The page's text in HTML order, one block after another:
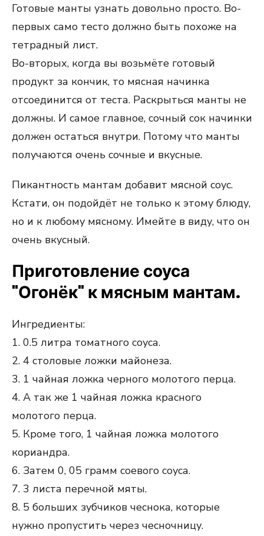
Готовые манты узнать довольно просто. Во-
первых само тесто должно быть похоже на
тетрадный лист.
Во-вторых, когда вы возьмёте готовый
продукт за кончик, то мясная начинка
отсоединится от теста. Раскрыться манты не
должны. И самое главное, сочный сок начинки
должен остаться внутри. Потому что манты
получаются очень сочные и вкусные.
Пикантность мантам добавит мясной соус.
Кстати, он подойдёт не только к этому блюду,
но и к любому мясному. Имейте в виду, что он
очень вкусный.
Приготовление соуса
"Огонёк" к мясным мантам.
Ингредиенты:
1. 0.5 литра томатного соуса.
2. 4 столовые ложки майонеза.
3. 1 чайная ложка черного молотого перца.
4. А так же 1 чайная ложка красного
молотого перца.
5. Кроме того, 1 чайная ложка молотого
кориандра.
6. Затем 0, 05 грамм соевого соуса.
7. 3 листа перечной мяты.
8. 5 больших зубчиков чеснока, которые
нужно пропустить через чесночницу.